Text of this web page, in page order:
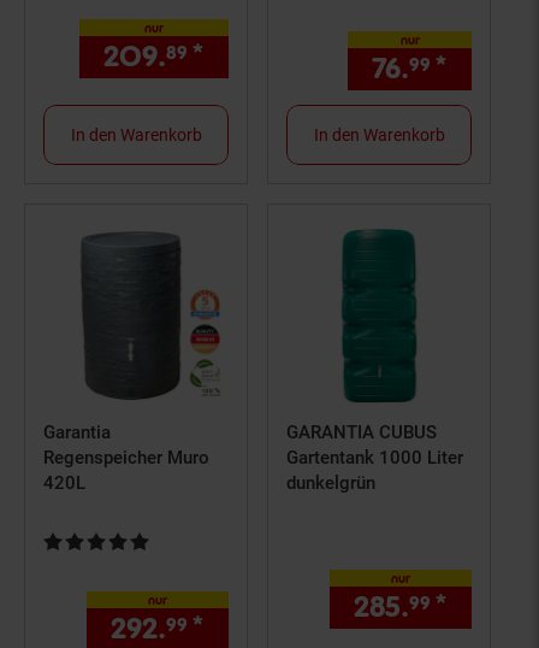
nur
209.89 * € Sternchen
In den Warenkorb
nur
76.99 *
In den Warenkorb
Garantia
Regenspeicher Muro
420L
Kundenbewertung: 5 von 5 Sternen
nur
292.99 * € Sternchen
GARANTIA CUBUS
Gartentank 1000 Liter
dunkelgrün
nur
285.99 *